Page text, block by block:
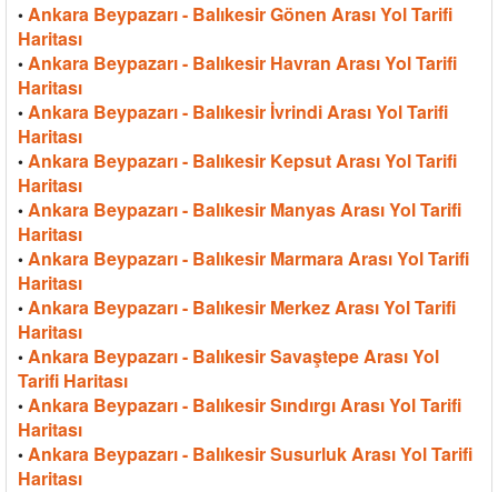
• Ankara Beypazarı - Balıkesir Gönen Arası Yol Tarifi
Haritası
• Ankara Beypazarı - Balıkesir Havran Arası Yol Tarifi
Haritası
• Ankara Beypazarı - Balıkesir İvrindi Arası Yol Tarifi
Haritası
• Ankara Beypazarı - Balıkesir Kepsut Arası Yol Tarifi
Haritası
• Ankara Beypazarı - Balıkesir Manyas Arası Yol Tarifi
Haritası
• Ankara Beypazarı - Balıkesir Marmara Arası Yol Tarifi
Haritası
• Ankara Beypazarı - Balıkesir Merkez Arası Yol Tarifi
Haritası
• Ankara Beypazarı - Balıkesir Savaştepe Arası Yol
Tarifi Haritası
• Ankara Beypazarı - Balıkesir Sındırgı Arası Yol Tarifi
Haritası
• Ankara Beypazarı - Balıkesir Susurluk Arası Yol Tarifi
Haritası